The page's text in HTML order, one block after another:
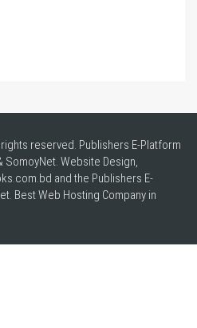
reserved. Publishers E-Platform
SomoyNet. Website Design,
and the Publishers E-
BestWeb Hosting Company in